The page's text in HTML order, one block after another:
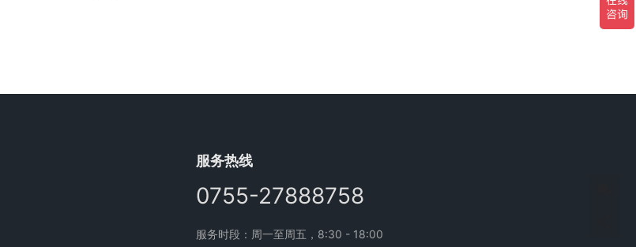
服务热线
0755-27888758
服务时段：周一至周五，8:30 - 18:00